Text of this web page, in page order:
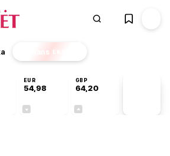
Finans EKSTRA
EUR
54,98
GBP
64,20